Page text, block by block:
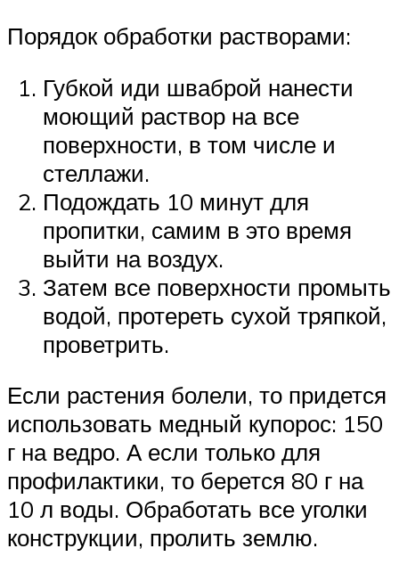
Порядок обработки растворами:
Губкой иди шваброй нанести
моющий раствор на все
поверхности, в том числе и
стеллажи.
Подождать 10 минут для
пропитки, самим в это время
выйти на воздух.
Затем все поверхности промыть
водой, протереть сухой тряпкой,
проветрить.
Если растения болели, то придется
использовать медный купорос: 150
г на ведро. А если только для
профилактики, то берется 80 г на
10 л воды. Обработать все уголки
конструкции, пролить землю.